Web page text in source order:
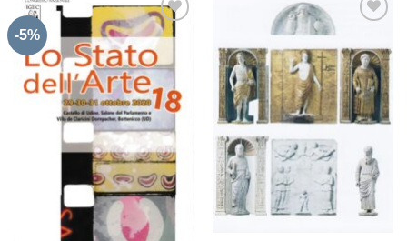
-5%
Aggiungi
alla lista
dei
desideri
Aggiungi
alla lista
dei
desideri